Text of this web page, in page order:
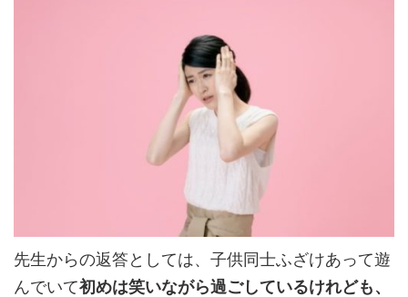
先生からの返答としては、子供同士ふざけあって遊
んでいて初めは笑いながら過ごしているけれども、